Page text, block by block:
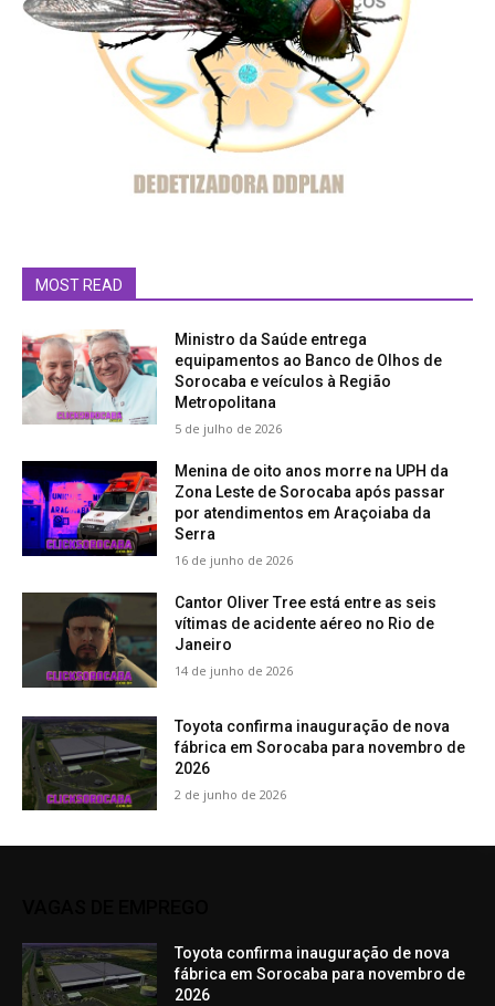
MOST READ
Ministro da Saúde entrega
equipamentos ao Banco de Olhos de
Sorocaba e veículos à Região
Metropolitana
5 de julho de 2026
Menina de oito anos morre na UPH da
Zona Leste de Sorocaba após passar
por atendimentos em Araçoiaba da
Serra
16 de junho de 2026
Cantor Oliver Tree está entre as seis
vítimas de acidente aéreo no Rio de
Janeiro
14 de junho de 2026
Toyota confirma inauguração de nova
fábrica em Sorocaba para novembro de
2026
2 de junho de 2026
Toyota confirma inauguração de nova
fábrica em Sorocaba para novembro de
2026